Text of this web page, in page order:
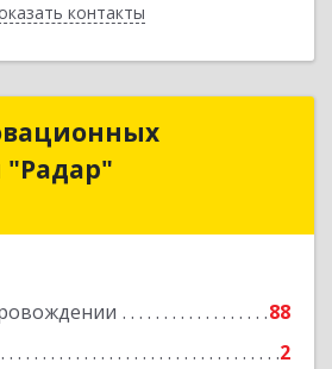
контакты
Назад
"Радар"
88
2
инновационных
технологий "Радар"
Подробнее